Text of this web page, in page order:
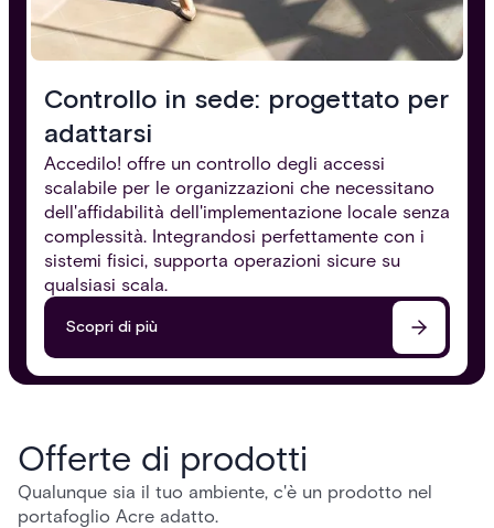
Controllo in sede: progettato per
adattarsi
Accedilo! offre un controllo degli accessi
scalabile per le organizzazioni che necessitano
dell'affidabilità dell'implementazione locale senza
complessità. Integrandosi perfettamente con i
sistemi fisici, supporta operazioni sicure su
qualsiasi scala.
Scopri di più
Offerte di prodotti
Qualunque sia il tuo ambiente, c'è un prodotto nel
portafoglio Acre adatto.